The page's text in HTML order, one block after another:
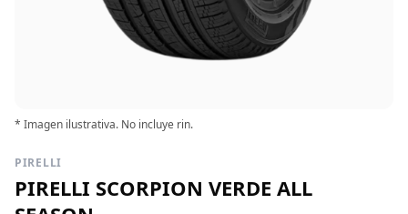
* Imagen ilustrativa. No incluye rin.
PIRELLI
PIRELLI SCORPION VERDE ALL